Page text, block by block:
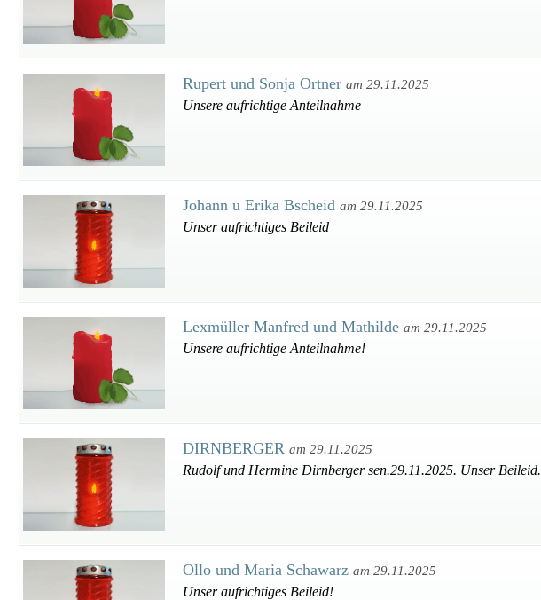
Rupert und Sonja Ortner am 29.11.2025
Unsere aufrichtige Anteilnahme
Johann u Erika Bscheid am 29.11.2025
Unser aufrichtiges Beileid
Lexmüller Manfred und Mathilde am 29.11.2025
Unsere aufrichtige Anteilnahme!
DIRNBERGER am 29.11.2025
Rudolf und Hermine Dirnberger sen.29.11.2025. Unser Beileid.
Ollo und Maria Schawarz am 29.11.2025
Unser aufrichtiges Beileid!